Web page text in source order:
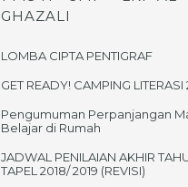
GHAZALI
LOMBA CIPTA PENTIGRAF
GET READY! CAMPING LITERASI
Pengumuman Perpanjangan
Belajar di Rumah
JADWAL PENILAIAN AKHIR
TAPEL 2018/ 2019 (REVISI)